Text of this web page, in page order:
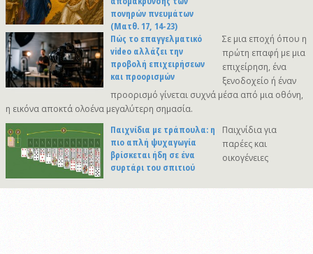
πονηρών πνευμάτων
(Ματθ. 17, 14-23)
Πώς το επαγγελματικό
video αλλάζει την
προβολή επιχειρήσεων
και προορισμών
Σε μια εποχή όπου η
πρώτη επαφή με μια
επιχείρηση, ένα
ξενοδοχείο ή έναν
προορισμό γίνεται συχνά μέσα από μια οθόνη,
η εικόνα αποκτά ολοένα μεγαλύτερη σημασία.
Παιχνίδια με τράπουλα: η
πιο απλή ψυχαγωγία
βρίσκεται ήδη σε ένα
συρτάρι του σπιτιού
Παιχνίδια για
παρέες και
οικογένειες